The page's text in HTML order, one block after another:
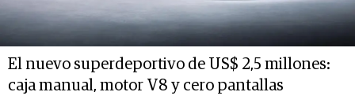
El nuevo superdeportivo de US$ 2,5 millones:
caja manual, motor V8 y cero pantallas